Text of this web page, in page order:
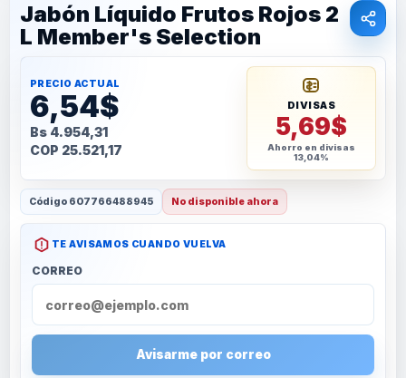
Jabón Líquido Frutos Rojos 2
L Member's Selection
PRECIO ACTUAL
6,54$
Bs 4.954,31
COP 25.521,17
DIVISAS
5,69$
Ahorro en divisas
13,04%
Código 607766488945 No disponible ahora
TE AVISAMOS CUANDO VUELVA
CORREO
Avisarme por correo